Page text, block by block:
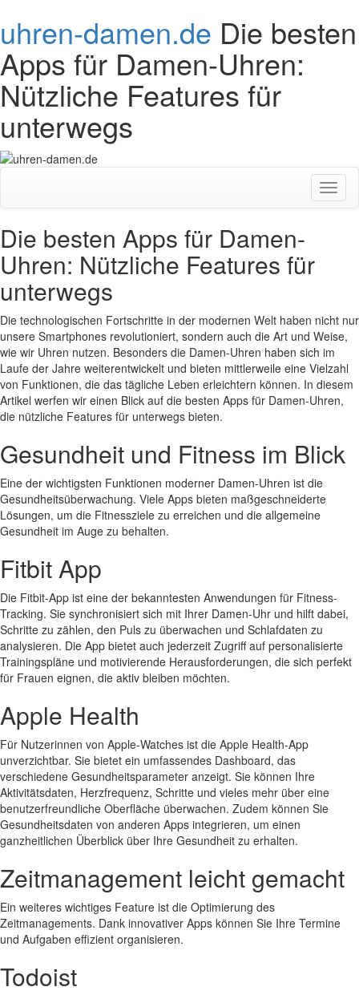
uhren-damen.de Die besten
Apps für Damen-Uhren:
Nützliche Features für
unterwegs
Die besten Apps für Damen-
Uhren: Nützliche Features für
unterwegs
Die technologischen Fortschritte in der modernen Welt haben nicht nur
unsere Smartphones revolutioniert, sondern auch die Art und Weise,
wie wir Uhren nutzen. Besonders die Damen-Uhren haben sich im
Laufe der Jahre weiterentwickelt und bieten mittlerweile eine Vielzahl
von Funktionen, die das tägliche Leben erleichtern können. In diesem
Artikel werfen wir einen Blick auf die besten Apps für Damen-Uhren,
die nützliche Features für unterwegs bieten.
Gesundheit und Fitness im Blick
Eine der wichtigsten Funktionen moderner Damen-Uhren ist die
Gesundheitsüberwachung. Viele Apps bieten maßgeschneiderte
Lösungen, um die Fitnessziele zu erreichen und die allgemeine
Gesundheit im Auge zu behalten.
Fitbit App
Die Fitbit-App ist eine der bekanntesten Anwendungen für Fitness-
Tracking. Sie synchronisiert sich mit Ihrer Damen-Uhr und hilft dabei,
Schritte zu zählen, den Puls zu überwachen und Schlafdaten zu
analysieren. Die App bietet auch jederzeit Zugriff auf personalisierte
Trainingspläne und motivierende Herausforderungen, die sich perfekt
für Frauen eignen, die aktiv bleiben möchten.
Apple Health
Für Nutzerinnen von Apple-Watches ist die Apple Health-App
unverzichtbar. Sie bietet ein umfassendes Dashboard, das
verschiedene Gesundheitsparameter anzeigt. Sie können Ihre
Aktivitätsdaten, Herzfrequenz, Schritte und vieles mehr über eine
benutzerfreundliche Oberfläche überwachen. Zudem können Sie
Gesundheitsdaten von anderen Apps integrieren, um einen
ganzheitlichen Überblick über Ihre Gesundheit zu erhalten.
Zeitmanagement leicht gemacht
Ein weiteres wichtiges Feature ist die Optimierung des
Zeitmanagements. Dank innovativer Apps können Sie Ihre Termine
und Aufgaben effizient organisieren.
Todoist